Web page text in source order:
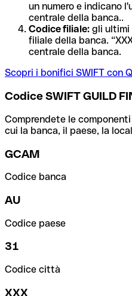
un numero e indicano
centrale della banca..
Codice filiale: gli ultimi
filiale della banca.
centrale della banca.
Scopri i bonifici SWIFT con
Codice SWIFT GUILD
Comprendete le
cui la banca, il paese, la
GCAM
Codice banca
AU
Codice paese
31
Codice città
XXX